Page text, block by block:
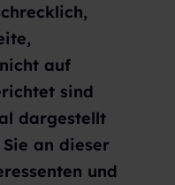
auf
sind
dargestellt
an dieser
und